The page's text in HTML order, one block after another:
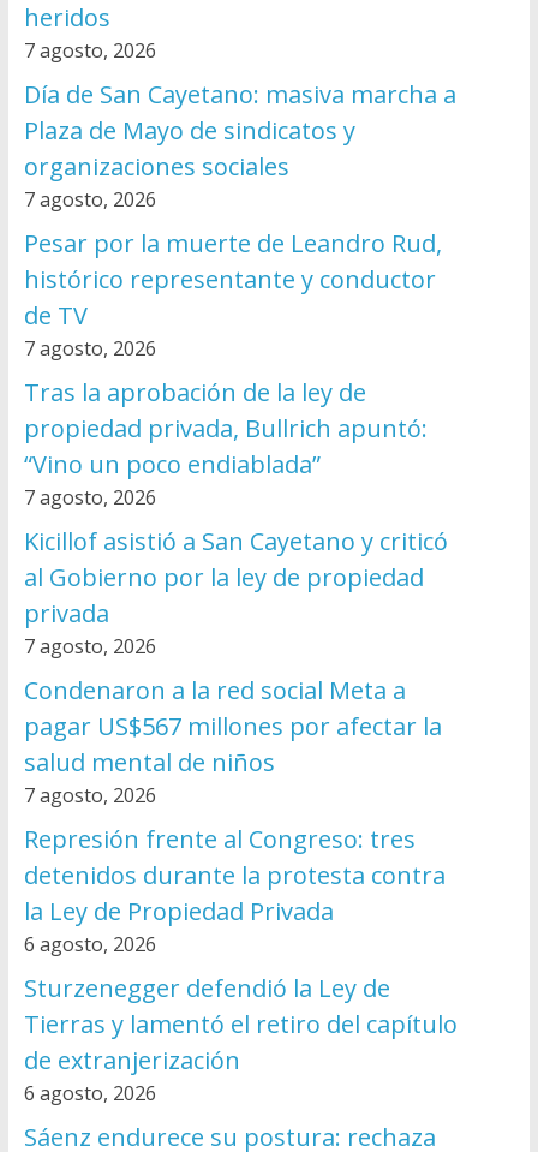
heridos
7 agosto, 2026
Día de San Cayetano: masiva marcha a
Plaza de Mayo de sindicatos y
organizaciones sociales
7 agosto, 2026
Pesar por la muerte de Leandro Rud,
histórico representante y conductor
de TV
7 agosto, 2026
Tras la aprobación de la ley de
propiedad privada, Bullrich apuntó:
“Vino un poco endiablada”
7 agosto, 2026
Kicillof asistió a San Cayetano y criticó
al Gobierno por la ley de propiedad
privada
7 agosto, 2026
Condenaron a la red social Meta a
pagar US$567 millones por afectar la
salud mental de niños
7 agosto, 2026
Represión frente al Congreso: tres
detenidos durante la protesta contra
la Ley de Propiedad Privada
6 agosto, 2026
Sturzenegger defendió la Ley de
Tierras y lamentó el retiro del capítulo
de extranjerización
6 agosto, 2026
Sáenz endurece su postura: rechaza